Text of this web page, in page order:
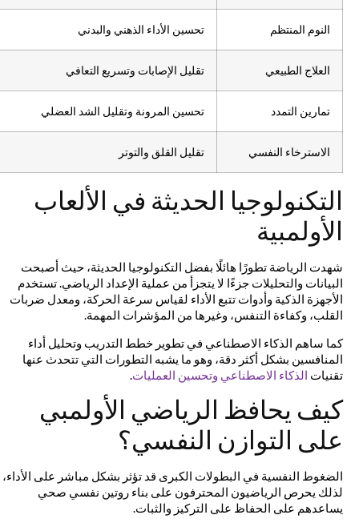
النوم المنتظم تحسين الأداء الذهني والبدني
العلاج الطبيعي تقليل الإصابات وتسريع التعافي
تمارين التمدد تحسين المرونة وتقليل الشد العضلي
الاسترخاء النفسي تقليل القلق والتوتر
التكنولوجيا الحديثة في الألعاب
الأولمبية
شهدت الرياضة تطورًا هائلًا بفضل التكنولوجيا الحديثة، حيث أصبحت
البيانات والتحليلات جزءًا لا يتجزأ من عملية الإعداد الرياضي. تستخدم
الأجهزة الذكية وأدوات تتبع الأداء لقياس سرعة الحركة، ومعدل ضربات
القلب، وكفاءة التنفس، وغيرها من المؤشرات المهمة.
كما ساهم الذكاء الاصطناعي في تطوير خطط التدريب وتحليل أداء
المنافسين بشكل أكثر دقة، وهو ما يشبه التطورات التي تتحدث عنها
تقنياتالذكاء الاصطناعي وتحسين العمليات.
كيف يحافظ الرياضي الأولمبي
على التوازن النفسي؟
الضغوط النفسية في البطولات الكبرى قد تؤثر بشكل مباشر على الأداء،
لذلك يحرص الرياضيون المحترفون على بناء روتين نفسي صحي
يساعدهم على الحفاظ على التركيز والثبات.